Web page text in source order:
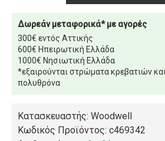
Δωρεάν μεταφορικά* με αγορές
300€ εντός Αττικής
600€ Ηπειρωτική Ελλάδα
1000€ Νησιωτική Ελλάδα
*εξαιρούνται στρώματα κρεβατιών
πολυθρόνα
Κατασκευαστής: Woodwell
Κωδικός Προϊόντος: c469342